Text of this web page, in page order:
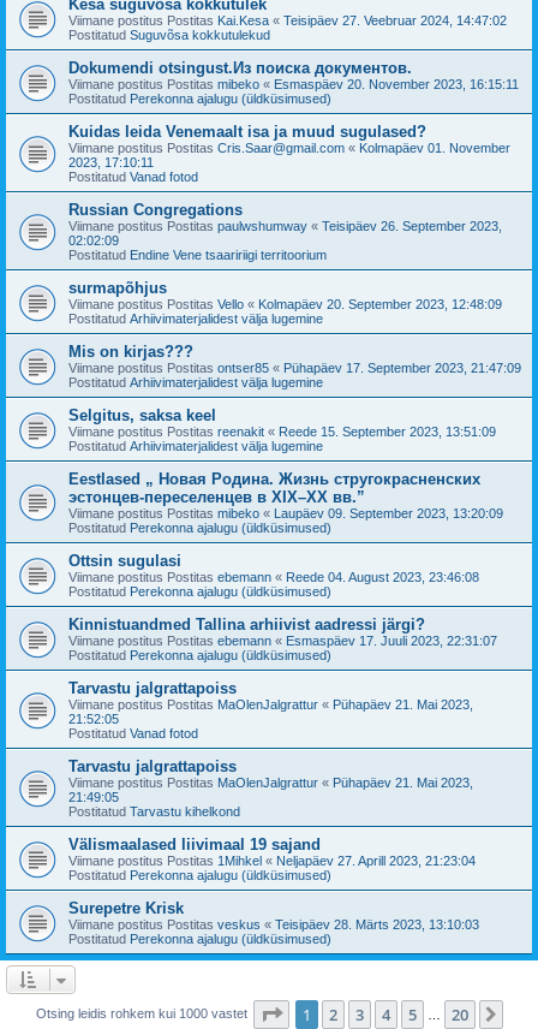
Kesa suguvõsa kokkutulek
Viimane postitus Postitas Kai.Kesa « Teisipäev 27. Veebruar 2024, 14:47:02
Postitatud Suguvõsa kokkutulekud
Dokumendi otsingust.Из поиска документов.
Viimane postitus Postitas mibeko « Esmaspäev 20. November 2023, 16:15:11
Postitatud Perekonna ajalugu (üldküsimused)
Kuidas leida Venemaalt isa ja muud sugulased?
Viimane postitus Postitas Cris.Saar@gmail.com « Kolmapäev 01. November
2023, 17:10:11
Postitatud Vanad fotod
Russian Congregations
Viimane postitus Postitas paulwshumway « Teisipäev 26. September 2023,
02:02:09
Postitatud Endine Vene tsaaririigi territoorium
surmapõhjus
Viimane postitus Postitas Vello « Kolmapäev 20. September 2023, 12:48:09
Postitatud Arhiivimaterjalidest välja lugemine
Mis on kirjas???
Viimane postitus Postitas ontser85 « Pühapäev 17. September 2023, 21:47:09
Postitatud Arhiivimaterjalidest välja lugemine
Selgitus, saksa keel
Viimane postitus Postitas reenakit « Reede 15. September 2023, 13:51:09
Postitatud Arhiivimaterjalidest välja lugemine
Eestlased „ Новая Родина. Жизнь стругокрасненских
эстонцев-переселенцев в XIX–XX вв.”
Viimane postitus Postitas mibeko « Laupäev 09. September 2023, 13:20:09
Postitatud Perekonna ajalugu (üldküsimused)
Ottsin sugulasi
Viimane postitus Postitas ebemann « Reede 04. August 2023, 23:46:08
Postitatud Perekonna ajalugu (üldküsimused)
Kinnistuandmed Tallina arhiivist aadressi järgi?
Viimane postitus Postitas ebemann « Esmaspäev 17. Juuli 2023, 22:31:07
Postitatud Perekonna ajalugu (üldküsimused)
Tarvastu jalgrattapoiss
Viimane postitus Postitas MaOlenJalgrattur « Pühapäev 21. Mai 2023,
21:52:05
Postitatud Vanad fotod
Tarvastu jalgrattapoiss
Viimane postitus Postitas MaOlenJalgrattur « Pühapäev 21. Mai 2023,
21:49:05
Postitatud Tarvastu kihelkond
Välismaalased liivimaal 19 sajand
Viimane postitus Postitas 1Mihkel « Neljapäev 27. Aprill 2023, 21:23:04
Postitatud Perekonna ajalugu (üldküsimused)
Surepetre Krisk
Viimane postitus Postitas veskus « Teisipäev 28. Märts 2023, 13:10:03
Postitatud Perekonna ajalugu (üldküsimused)
Otsing leidis rohkem kui 1000 vastet 1 . leht20 -st
1 2 3 4 5 20